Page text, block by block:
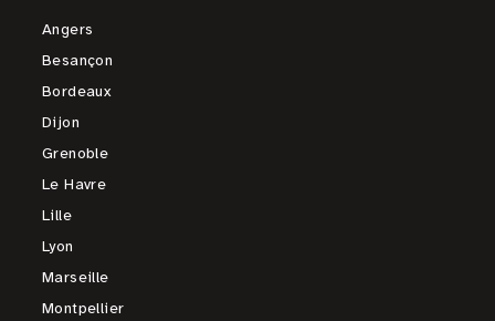
Angers
Besançon
Bordeaux
Dijon
Grenoble
Le Havre
Lille
Lyon
Marseille
Montpellier